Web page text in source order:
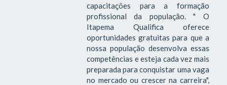
capacitações para a formação
profissional da população. " O
Itapema Qualifica oferece
oportunidades gratuitas para que a
nossa população desenvolva essas
competências e esteja cada vez mais
preparada para conquistar uma vaga
no mercado ou crescer na carreira",